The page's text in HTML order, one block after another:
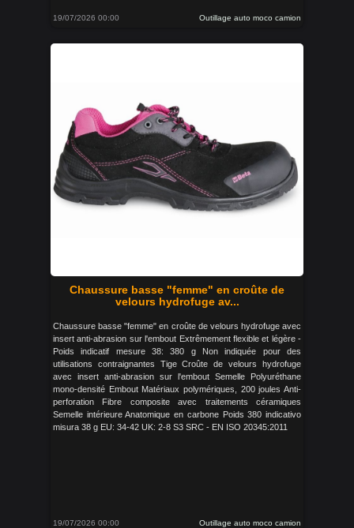
19/07/2026 00:00 Outillage auto moco camion
Chaussure basse "femme" en croûte de
velours hydrofuge av...
Chaussure basse "femme" en croûte de velours hydrofuge avec
insert anti-abrasion sur l'embout Extrêmement flexible et légère -
Poids indicatif mesure 38: 380 g Non indiquée pour des
utilisations contraignantes Tige Croûte de velours hydrofuge
avec insert anti-abrasion sur l'embout Semelle Polyuréthane
mono-densité Embout Matériaux polymériques, 200 joules Anti-
perforation Fibre composite avec traitements céramiques
Semelle intérieure Anatomique en carbone Poids 380 indicativo
misura 38 g EU: 34-42 UK: 2-8 S3 SRC - EN ISO 20345:2011
19/07/2026 00:00 Outillage auto moco camion